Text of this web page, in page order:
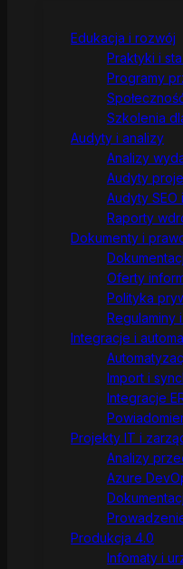
Edukacja i rozwój
Praktyki i
Programy
Szkolenia
Audyty i analizy
Analizy
Audyty
Audyty SEO
Raporty
Dokumenty i
Oferty
Polityka
Regulaminy
Integracje i
Import i
Integracje
Projekty IT i
Analizy
Azure
Produkcja 4.0
Infomaty i